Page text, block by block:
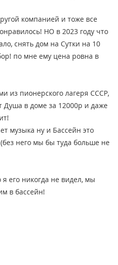
компанией и тоже все
НО в 2023 году что
снять дом на Сутки на 10
по мне ему цена ровна в
из пионерского лагеря СССР,
Душа в доме за 12000р и даже
музыка ну и Бассейн это
него мы бы туда больше не
его никогда не видел, мы
в бассейн!